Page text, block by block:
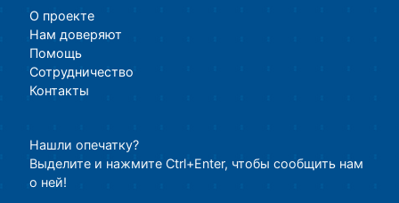
О проекте
Нам доверяют
Помощь
Сотрудничество
Контакты
Нашли опечатку?
Выделите и нажмите Ctrl+Enter, чтобы сообщить нам
о ней!